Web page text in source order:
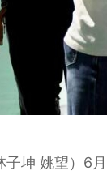
姚望）6月